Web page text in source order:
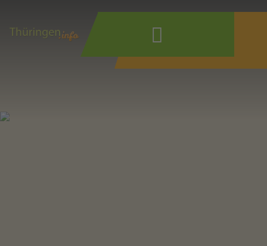
Wonach suchen